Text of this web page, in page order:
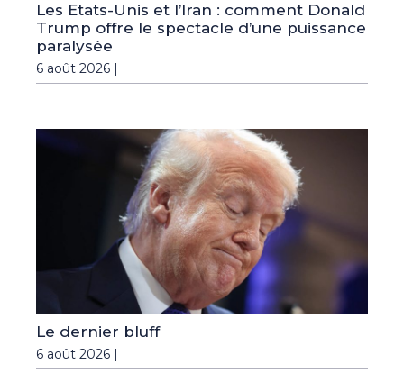
Les Etats-Unis et l’Iran : comment Donald
Trump offre le spectacle d’une puissance
paralysée
6 août 2026 |
Le dernier bluff
6 août 2026 |